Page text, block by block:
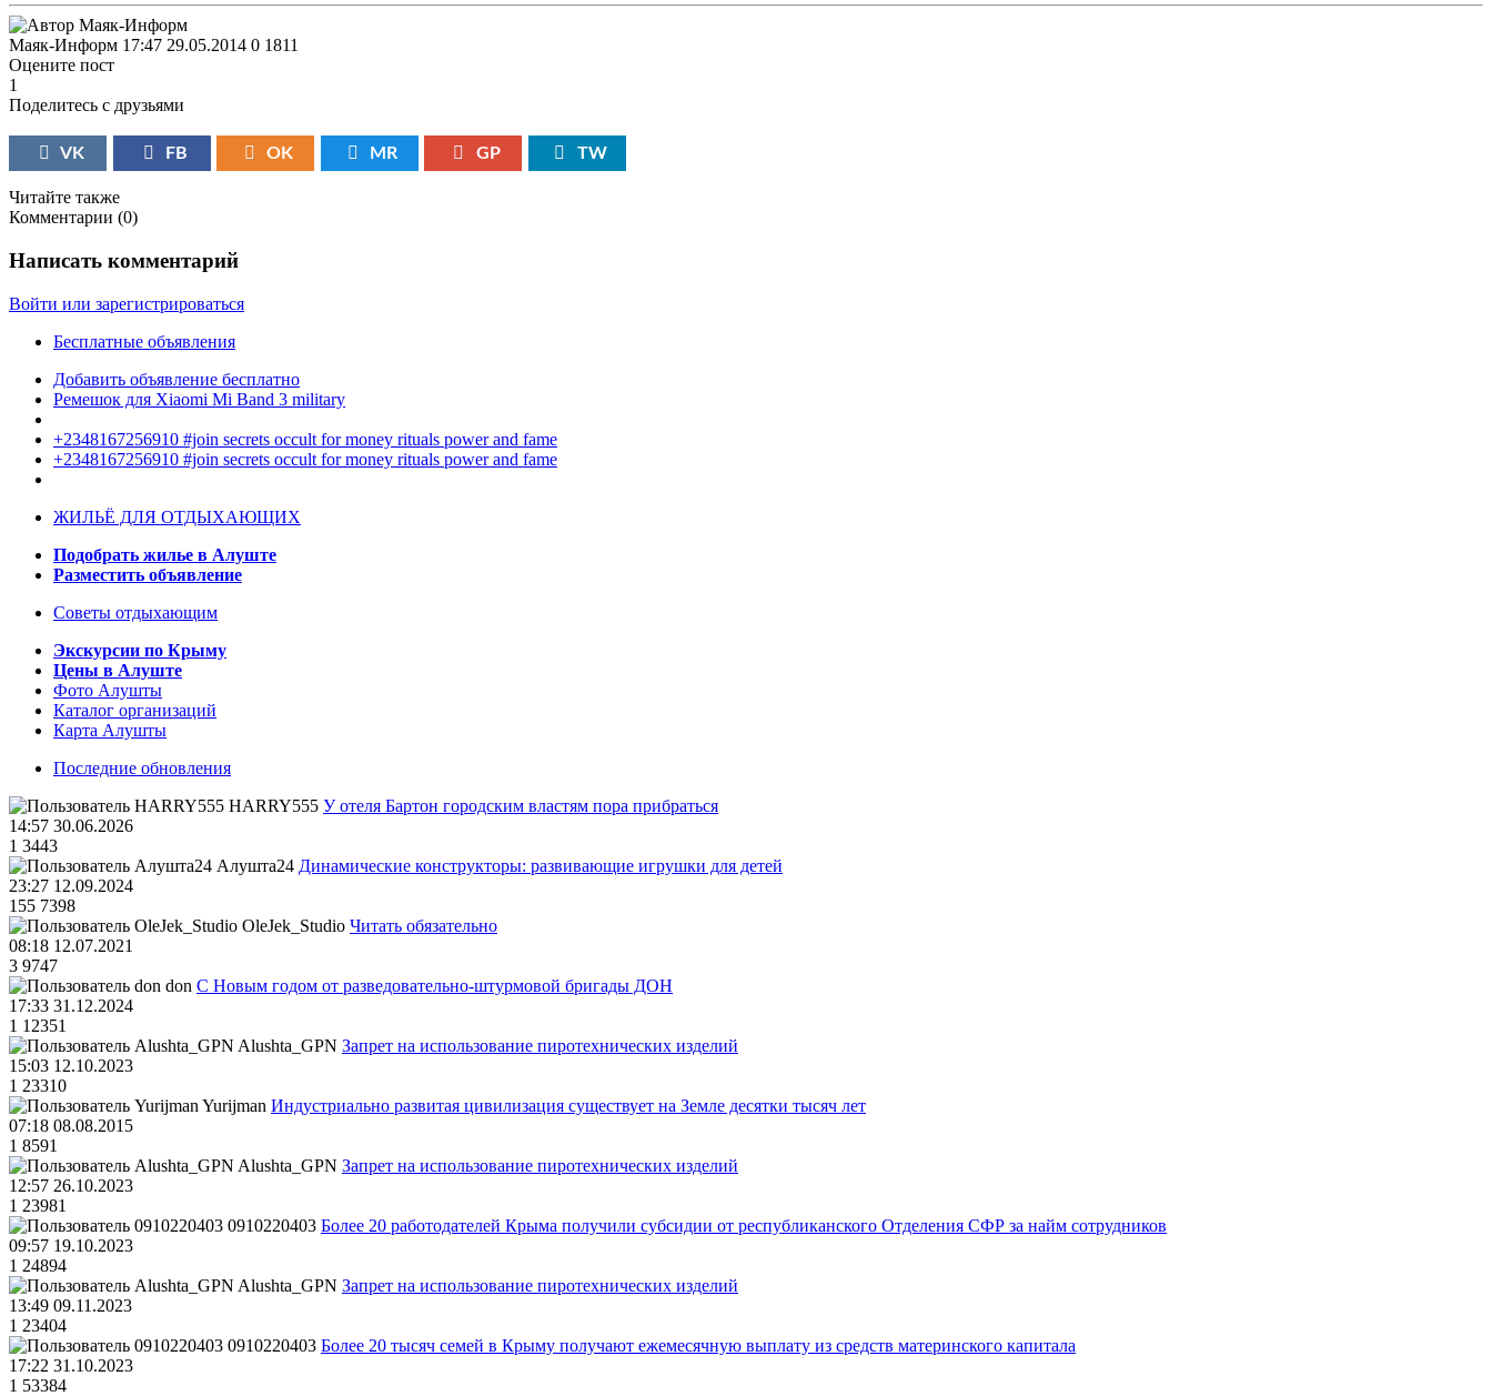
Маяк-Информ 17:47 29.05.2014 0 1811
Оцените пост
1
Поделитесь с друзьями
VK FB OK MR GP TW
Читайте также
Комментарии (0)
Написать комментарий
Войти или зарегистрироваться
Бесплатные объявления
Добавить объявление бесплатно
Ремешок для Xiaomi Mi Band 3 military
+2348167256910 #join secrets occult for money rituals power and fame
+2348167256910 #join secrets occult for money rituals power and fame
ЖИЛЬЁ ДЛЯ ОТДЫХАЮЩИХ
Подобрать жилье в Алуште
Разместить объявление
Советы отдыхающим
Экскурсии по Крыму
Цены в Алуште
Фото Алушты
Каталог организаций
Карта Алушты
Последние обновления
HARRY555 У отеля Бартон городским властям пора прибраться
14:57 30.06.2026
1 3443
Алушта24 Динамические конструкторы: развивающие игрушки для детей
23:27 12.09.2024
155 7398
OleJek_Studio Читать обязательно
08:18 12.07.2021
3 9747
don С Новым годом от разведовательно-штурмовой бригады ДОН
17:33 31.12.2024
1 12351
Alushta_GPN Запрет на использование пиротехнических изделий
15:03 12.10.2023
1 23310
Yurijman Индустриально развитая цивилизация существует на Земле десятки тысяч лет
07:18 08.08.2015
1 8591
Alushta_GPN Запрет на использование пиротехнических изделий
12:57 26.10.2023
1 23981
0910220403 Более 20 работодателей Крыма получили субсидии от республиканского Отделения СФР за найм сотрудников
09:57 19.10.2023
1 24894
Alushta_GPN Запрет на использование пиротехнических изделий
13:49 09.11.2023
1 23404
0910220403 Более 20 тысяч семей в Крыму получают ежемесячную выплату из средств материнского капитала
17:22 31.10.2023
1 53384